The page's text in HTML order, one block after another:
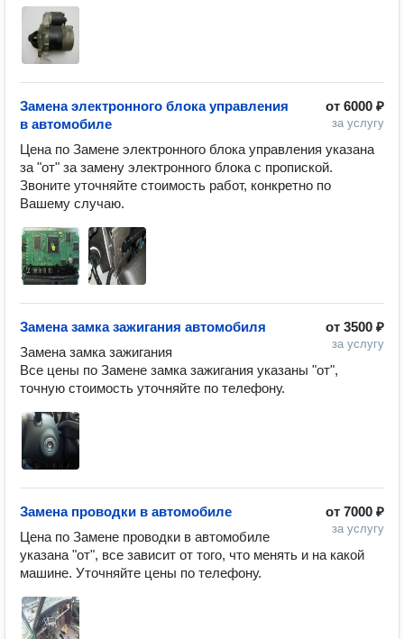
от 6000 ₽
за услугу
Замена электронного блока управления
в автомобиле
Цена по Замене электронного блока управления указана
за "от" за замену электронного блока с пропиской.
Звоните уточняйте стоимость работ, конкретно по
от 3500 ₽
за услугу
Замена замка зажигания автомобиля
Замена замка зажигания
Все цены по Замене замка зажигания указаны "от",
точную стоимость уточняйте по телефону.
от 7000 ₽
за услугу
Замена проводки в автомобиле
Цена по Замене проводки в автомобиле
указана "от", все зависит от того, что менять и на какой